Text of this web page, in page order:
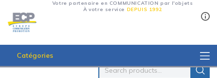
Votre partenaire en COMMUNICATION par l'objets
À votre service DEPUIS 1992
Catégories